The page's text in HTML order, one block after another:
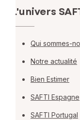
L'univers
Qui sommes-
Notre actualité
Bien Estimer
SAFTI Espagne
SAFTI Portugal